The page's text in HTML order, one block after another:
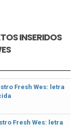
INSERIDOS
Fresh Wes: letra
Fresh Wes: letra